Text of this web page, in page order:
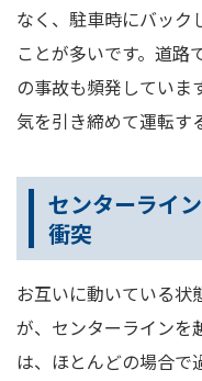
なく、駐車時にバック
ことが多いです。道路
の事故も頻発していま
気を引き締めて運転す
センターライ
衝突
お互いに動いている状
が、センターラインを
は、ほとんどの場合で